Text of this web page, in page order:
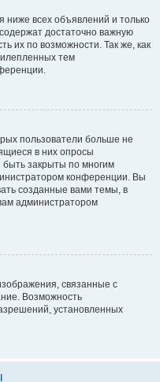
всех объявлений и только
достаточно важную
их по возможности. Так же, как
тем
пользователи больше не
в них опросы
быть закрыты по многим
конференции. Вы
созданные вами темы, в
администратором
связанные с
Возможность
установленных